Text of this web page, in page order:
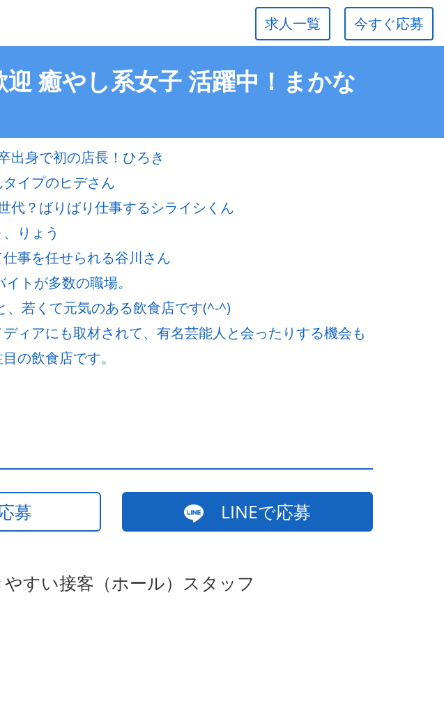
今すぐ応募
求人一覧
癒やし系女子 活躍中！まかな
出身で初の店長！ひろき
イプのヒデさん
代？ばりばり仕事するシライシくん
りょう
事を任せられる谷川さん
トが多数の職場。
、若くて元気のある飲食店です(^-^)
ィアにも取材されて、有名芸能人と会ったりする機会も
の飲食店です。
募 LINEで応募
すい接客（ホール）スタッフ